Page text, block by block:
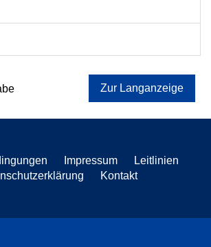
Zur Langanzeige
Impressum
Leitlinien
Kontakt